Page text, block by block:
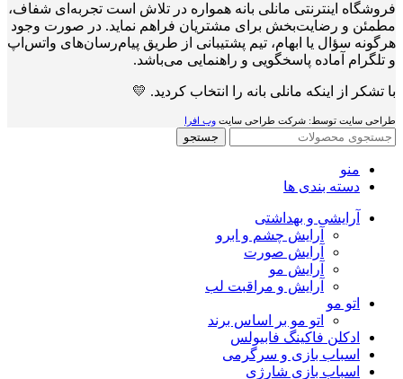
فروشگاه اینترنتی مانلی بانه همواره در تلاش است تجربه‌ای شفاف،
مطمئن و رضایت‌بخش برای مشتریان فراهم نماید. در صورت وجود
هرگونه سؤال یا ابهام، تیم پشتیبانی از طریق پیام‌رسان‌های واتس‌اپ
و تلگرام آماده پاسخگویی و راهنمایی می‌باشد.
با تشکر از اینکه مانلی بانه را انتخاب کردید. 💛
طراحی سایت توسط: شرکت طراحی سایت وب افرا
جستجو
منو
دسته بندی ها
آرایشی و بهداشتی
آرایش چشم و ابرو
آرایش صورت
آرایش مو
آرایش و مراقبت لب
اتو مو
اتو مو بر اساس برند
ادکلن فاکینگ فابیولس
اسباب بازی و سرگرمی
اسباب بازی شارژی